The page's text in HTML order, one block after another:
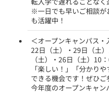
※一日でも早いご相談
も活躍中！
＜オープンキャンパス
22日（土）・29日（土
（土）・26日（土）10
「楽しい！」「分かり
できる機会です！ぜひ
今年度のオープンキャ